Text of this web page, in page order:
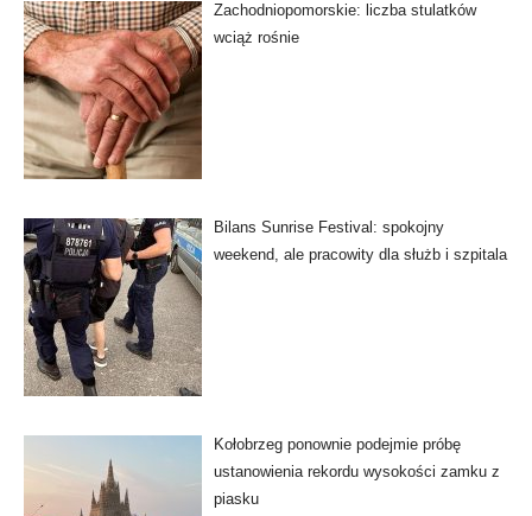
Zachodniopomorskie: liczba stulatków
wciąż rośnie
Bilans Sunrise Festival: spokojny
weekend, ale pracowity dla służb i szpitala
Kołobrzeg ponownie podejmie próbę
ustanowienia rekordu wysokości zamku z
piasku